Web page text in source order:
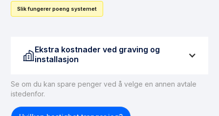
Slik fungerer poeng systemet
Ekstra kostnader ved graving og
installasjon
Hvis du ikke har tilgang til fiber, må dette ordnes før
fiberforbindelse til boligen, kan du forvente
Se om du kan spare penger ved å velge en annen avtale
istedenfor.